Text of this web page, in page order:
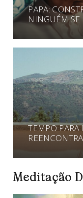
PAPA:
NINGUÉM SE
TEMPO PARA
Meditação